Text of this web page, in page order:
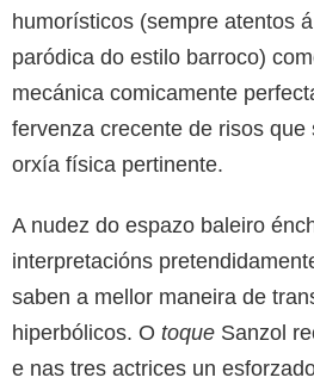
humorísticos (sempre atentos
paródica do estilo barroco)
mecánica comicamente
fervenza crecente de risos que
orxía física pertinente.
A nudez do espazo baleiro
interpretacións
saben a mellor maneira de
hiperbólicos. O toque Sanzol
e nas tres actrices un